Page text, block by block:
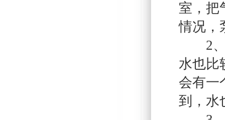
室，把
情况，
2、
水也比
会有一
到，水